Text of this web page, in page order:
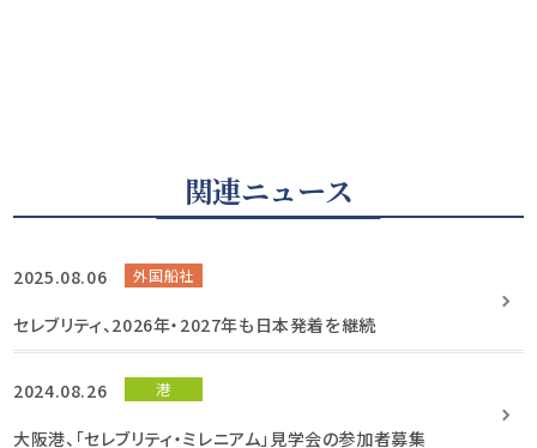
関連ニュース
2025.08.06 外国船社
セレブリティ、2026年・2027年も日本発着を継続
2024.08.26 港
大阪港、「セレブリティ・ミレニアム」見学会の参加者募集